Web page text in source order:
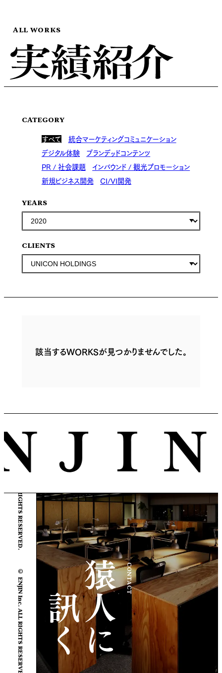
ALL WORKS
CATEGORY
すべて
統合マーケティングコミュニケーション
デジタル体験
ブランデッドコンテンツ
PR / 社会課題 インバウンド / 観光プロモーション
新規ビジネス開発 CI/VI開発
YEARS
CLIENTS
該当するWORKSが見つかりませんでした。
© ENJIN Inc. ALL RIGHTS RESERVED.
© ENJIN Inc. ALL RIGHTS RESERVED.
CONTACT